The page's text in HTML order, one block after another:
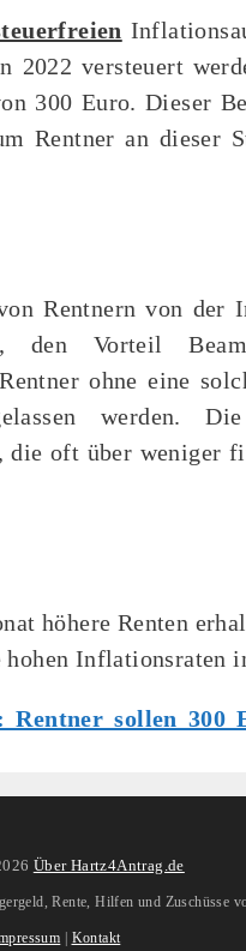
2022 versteuert
300 Euro. Dieser
Rentner an dieser
Rentnern von
Vorteil
ohne eine
werden.
die oft über weniger
höhere Renten
Inflationsraten
sollen 300
Über Hartz4Antrag.de
Rente, Hilfen und Zuschüsse
Kontakt